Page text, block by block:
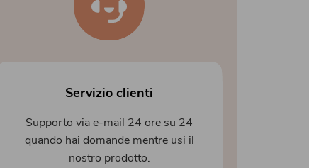
Servizio clienti
Supporto via e-mail 24 ore su 24
quando hai domande mentre usi il
nostro prodotto.